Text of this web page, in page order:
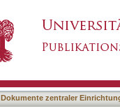
Dokumente zentraler